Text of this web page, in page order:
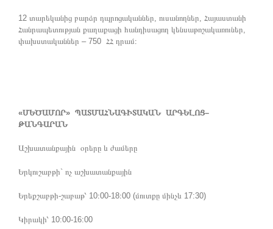
12 տարեկանից բարձր դպրոցականներ, ուսանողներ, Հայաստանի
Հանրապետության քաղաքացի հանդիսացող կենսաթոշակառուներ,
փախստականներ – 750 ՀՀ դրամ։
«ՄԵԾԱՄՈՐ» ՊԱՏՄԱՀՆԱԳԻՏԱԿԱՆ ԱՐԳԵԼՈՑ–
ԹԱՆԳԱՐԱՆ
Աշխատանքային օրերը և ժամերը
Երկուշաբթի` ոչ աշխատանքային
Երեքշաբթի-շաբաթ՝ 10։00-18։00 (մուտքը մինչև 17:30)
Կիրակի՝ 10:00-16:00